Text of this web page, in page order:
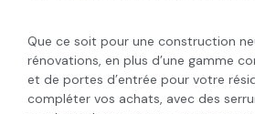
Que ce soit pour une construction
rénovations, en plus d’une gamme
et de portes d’entrée pour votre
compléter vos achats, avec des